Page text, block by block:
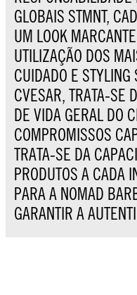
GLOBAIS STMNT,
UM LOOK
UTILIZAÇÃO DOS
CUIDADO E
CVESAR, TRATA-SE
DE VIDA GERAL DO
COMPROMISSOS
TRATA-SE DA
PRODUTOS A CADA
PARA A NOMAD
GARANTIR A